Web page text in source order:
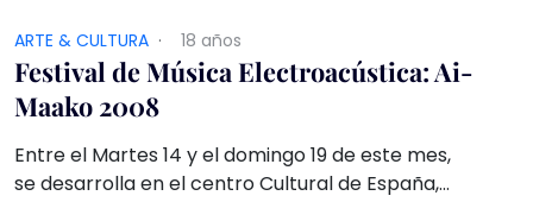
ARTE & CULTURA · 18 años
Festival de Música Electroacústica: Ai-
Maako 2008
Entre el Martes 14 y el domingo 19 de este mes,
se desarrolla en el centro Cultural de España,